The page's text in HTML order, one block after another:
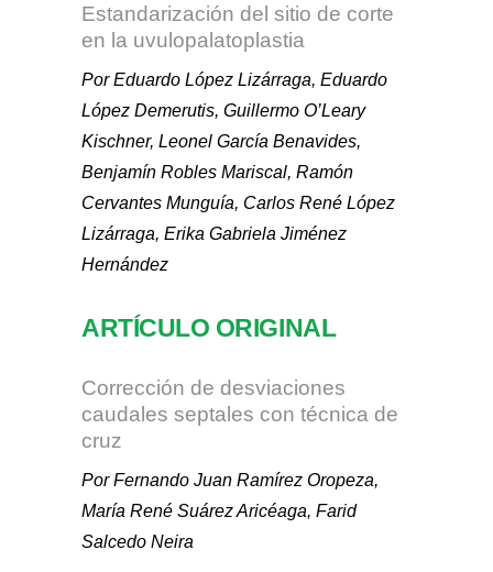
Estandarización del sitio de corte
en la uvulopalatoplastia
Por Eduardo López Lizárraga, Eduardo
López Demerutis, Guillermo O’Leary
Kischner, Leonel García Benavides,
Benjamín Robles Mariscal, Ramón
Cervantes Munguía, Carlos René López
Lizárraga, Erika Gabriela Jiménez
Hernández
ARTÍCULO ORIGINAL
Corrección de desviaciones
caudales septales con técnica de
cruz
Por Fernando Juan Ramírez Oropeza,
María René Suárez Aricéaga, Farid
Salcedo Neira